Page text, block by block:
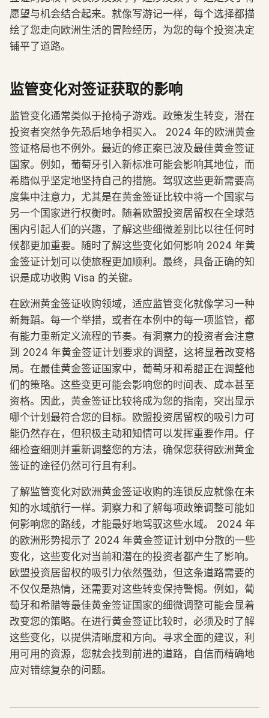
愿望与机会结合起来。就像写游记一样，每个选择都描
绘了您走向欧洲生活的冒险经历，为您的每个投资决定
铺平了道路。
监管变化对签证获取的影响
监管变化通常类似于抢椅子游戏。政策发生转变，潜在
投资者突然争先恐后地争相买入。 2024 年的欧洲黄金
签证格局也不例外。最近的修正案已波及最佳黄金签证
国家。例如，葡萄牙引入新标准可能会影响其地位，而
希腊似乎坚定地坚持自己的措施。驾驭这些更新需要高
度集中注意力，尤其是在黄金签证比较中将一个国家与
另一个国家进行权衡时。随着欧盟投资居留权在全球范
围内引起人们的兴趣，了解这些细微差别比以往任何时
候都更加重要。随时了解这些变化如何影响 2024 年黄
金签证计划可以使旅程更加顺利。最终，具备正确的知
识是成功收购 Visa 的关键。
在欧洲黄金签证收购领域，适应监管变化就像学习一种
新舞蹈。每一个举措，或者在本例中的每一项监管，都
有能力重新定义流程的节奏。有洞察力的投资者会注意
到 2024 年黄金签证计划要求的调整，这将显着改变格
局。在最佳黄金签证国家中，葡萄牙和希腊正在调整他
们的策略。这些变更可能会影响您的时间表、成本甚至
资格。因此，黄金签证比较将成为您的指南，突出显示
哪个计划最符合您的目标。欧盟投资居留权的吸引力可
能仍然存在，但积极主动和知情可以发挥重要作用。仔
细检查细则并重新调整您的方法，确保您获得欧洲黄金
签证的途径仍然可行且有利。
了解监管变化对欧洲黄金签证收购的连锁反应就像在未
知的水域航行一样。洞察力和了解每项政策调整可能如
何影响您的路线，才能最好地驾驭这些水域。 2024 年
的欧洲形势揭示了 2024 年黄金签证计划中分散的一些
变化，这些变化对当前和潜在的投资者都产生了影响。
欧盟投资居留权的吸引力依然强劲，但这条道路需要的
不仅仅是热情，还需要对这些转变保持警惕。例如，葡
萄牙和希腊等最佳黄金签证国家的细微调整可能会显着
改变您的策略。在进行黄金签证比较时，必须及时了解
这些变化，以提供清晰度和方向。寻求全面的建议，利
用可用的资源，您就会找到前进的道路，自信而精确地
应对错综复杂的问题。